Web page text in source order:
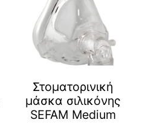
Στοματορινική
μάσκα σιλικόνης
SEFAM Medium